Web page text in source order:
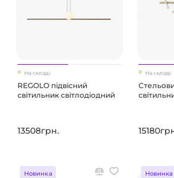
На складі
REGOLO підвісний
світильник світлодіодний
13508грн.
На складі
Новинка Новинка